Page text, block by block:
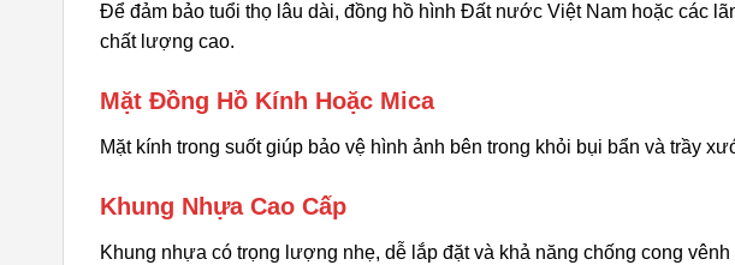
Để đảm bảo tuổi thọ lâu dài, đồng hồ hình Đất nước Việt Nam hoặc các
chất lượng cao.
Mặt Đồng Hồ Kính Hoặc Mica
Mặt kính trong suốt giúp bảo vệ hình ảnh bên trong khỏi bụi bẩn và trầy
Khung Nhựa Cao Cấp
Khung nhựa có trọng lượng nhẹ, dễ lắp đặt và khả năng chống cong vênh